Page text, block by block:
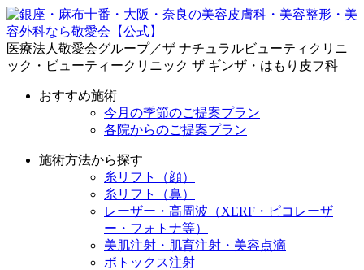
医療法人敬愛会グループ／ザ ナチュラルビューティクリニ
ック・ビューティークリニック ザ ギンザ・はもり皮フ科
おすすめ施術
今月の季節のご提案プラン
各院からのご提案プラン
施術方法から探す
糸リフト（顔）
糸リフト（鼻）
レーザー・高周波（XERF・ピコレーザ
ー・フォトナ等）
美肌注射・肌育注射・美容点滴
ボトックス注射